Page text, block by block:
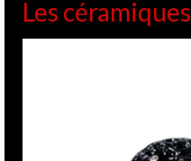
Les céramiques